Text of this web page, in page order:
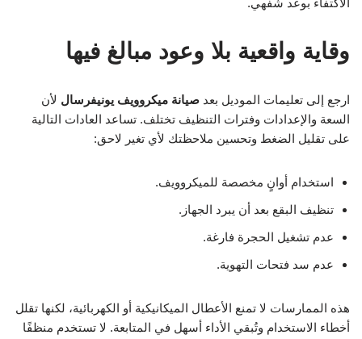
الاكتفاء بوعد شفهي.
وقاية واقعية بلا وعود مبالغ فيها
ارجع إلى تعليمات الموديل بعد صيانة ميكروويف يونيفرسال لأن
السعة والإعدادات وفترات التنظيف تختلف. تساعد العادات التالية
على تقليل الضغط وتحسين ملاحظتك لأي تغير لاحق:
استخدام أوانٍ مخصصة للميكروويف.
تنظيف البقع بعد أن يبرد الجهاز.
عدم تشغيل الحجرة فارغة.
عدم سد فتحات التهوية.
هذه الممارسات لا تمنع الأعطال الميكانيكية أو الكهربائية، لكنها تقلل
أخطاء الاستخدام وتُبقي الأداء أسهل في المتابعة. لا تستخدم منظفًا